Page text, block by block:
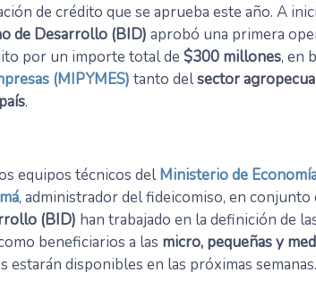
de crédito que se aprueba este año. A
de Desarrollo (BID) aprobó una primera
por un importe total de $300 millones, en
(MIPYMES) tanto delsector
país.
equipos técnicos delMinisterio de
, administrador del fideicomiso, en conjunto
(BID) han trabajado en la definición de
beneficiarios a las micro, pequeñas y
estarán disponibles en las próximas semanas.